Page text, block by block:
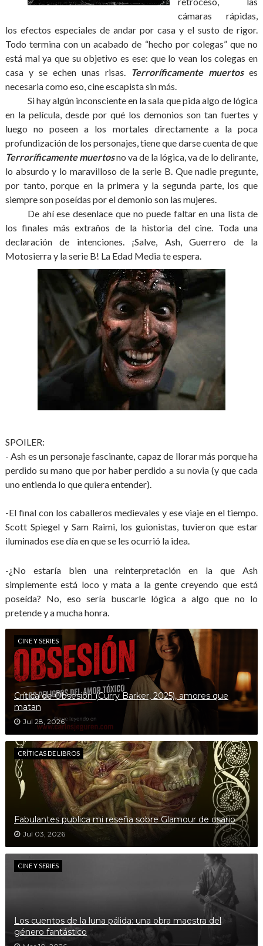
cámaras rápidas,
los efectos especiales de andar por casa y el susto de rigor.
Todo termina con un acabado de “hecho por colegas” que no
está mal ya que su objetivo es ese: que lo vean los colegas en
casa y se echen unas risas. Terroríficamente muertoses
necesaria como eso, cine escapista sin más.
Si hay algún inconsciente en la sala que pida algo de lógica
en la película, desde por qué los demonios son tan fuertes y
luego no poseen a los mortales directamente a la poca
profundización de los personajes, tiene que darse cuenta de que
Terroríficamente muertosno va de la lógica, va de lo delirante,
lo absurdo y lo maravilloso de la serie B. Que nadie pregunte,
por tanto, porque en la primera y la segunda parte, los que
siempre son poseídas por el demonio son las mujeres.
De ahí ese desenlace que no puede faltar en una lista de
los finales más extraños de la historia del cine. Toda una
declaración de intenciones. ¡Salve, Ash, Guerrero de la
Motosierra y la serie B! La Edad Media te espera.
SPOILER:
- Ash es un personaje fascinante, capaz de llorar más porque ha
perdido su mano que por haber perdido a su novia (y que cada
uno entienda lo que quiera entender).
-El final con los caballeros medievales y ese viaje en el tiempo.
Scott Spiegel y Sam Raimi, los guionistas, tuvieron que estar
iluminados ese día en que se les ocurrió la idea.
-¿No estaría bien una reinterpretación en la que Ash
simplemente está loco y mata a la gente creyendo que está
poseída? No, eso sería buscarle lógica a algo que no lo
pretende y a mucha honra.
CINE Y SERIES
Crítica de Obsesión (Curry Barker, 2025), amores que
matan
Jul 28, 2026
CRÍTICAS DE LIBROS
Fabulantes publica mi reseña sobre Glamour de osario
Jul 03, 2026
CINE Y SERIES
Los cuentos de la luna pálida: una obra maestra del
género fantástico